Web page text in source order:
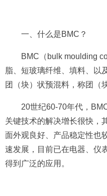
一、什么是BMC？
BMC（bulk moulding
脂、短玻璃纤维、填料、以
团（块）状预混料，称团（
20世纪60-70年代，
关键技术的解决增长很快，
面外观良好、产品稳定性也
速发展，目前已在电器、仪
得到广泛的应用。